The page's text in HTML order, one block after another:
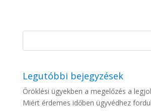
Legutóbbi bejegyzések
Öröklési ügyekben a megelőzés a
Miért érdemes időben ügyvédhez